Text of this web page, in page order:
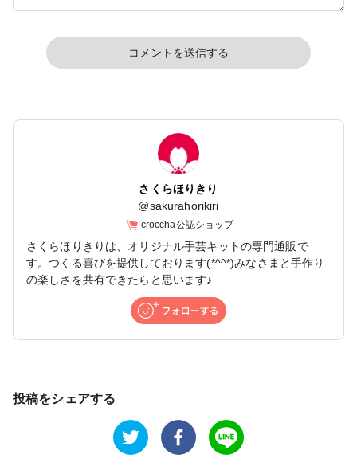
コメントを送信する
さくらほりきり
@sakurahorikiri
croccha公認ショップ
さくらほりきりは、オリジナル手芸キットの専門通販で
す。つくる喜びを提供しております(*^^*)みなさまと手作り
の楽しさを共有できたらと思います♪
投稿をシェアする